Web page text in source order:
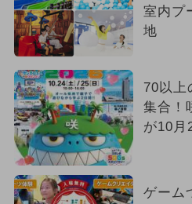
室内プ
地
70以上
集合！
が10月
ゲーム